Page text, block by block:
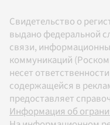
Свидетельство о
выдано федеральной
связи,
коммуникаций
несет
содержащейся в
предоставляет
Информация об